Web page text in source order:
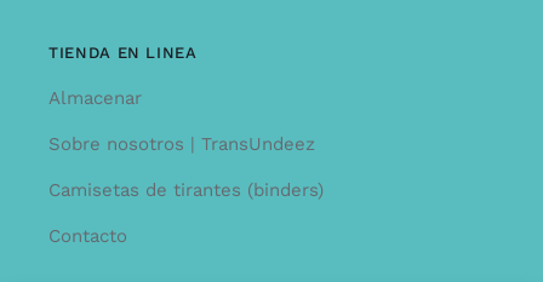
TIENDA EN LINEA
Almacenar
Sobre nosotros | TransUndeez
Camisetas de tirantes (binders)
Contacto